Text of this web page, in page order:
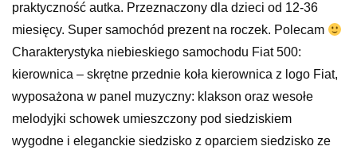
praktyczność autka. Przeznaczony dla dzieci od 12-36
miesięcy. Super samochód prezent na roczek. Polecam
Charakterystyka niebieskiego samochodu Fiat 500:
kierownica – skrętne przednie koła kierownica z logo Fiat,
wyposażona w panel muzyczny: klakson oraz wesołe
melodyjki schowek umieszczony pod siedziskiem
wygodne i eleganckie siedzisko z oparciem siedzisko ze